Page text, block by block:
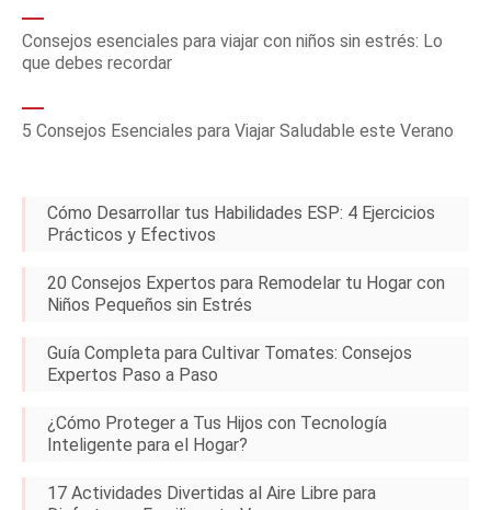
Consejos esenciales para viajar con niños sin estrés: Lo
que debes recordar
5 Consejos Esenciales para Viajar Saludable este Verano
Cómo Desarrollar tus Habilidades ESP: 4 Ejercicios
Prácticos y Efectivos
20 Consejos Expertos para Remodelar tu Hogar con
Niños Pequeños sin Estrés
Guía Completa para Cultivar Tomates: Consejos
Expertos Paso a Paso
¿Cómo Proteger a Tus Hijos con Tecnología
Inteligente para el Hogar?
17 Actividades Divertidas al Aire Libre para